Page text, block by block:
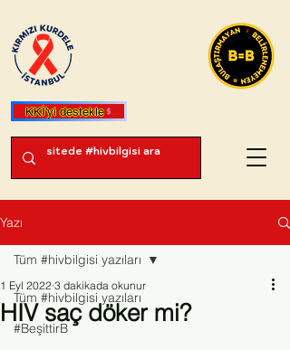
KKİ'yi destekle
Yazı
Tüm #hivbilgisi yazıları
#BeşittirB
Tüm #hivbilgisi yazıları
HIV saç döker mi?
1 Eyl 2022 3 dakikada okunur